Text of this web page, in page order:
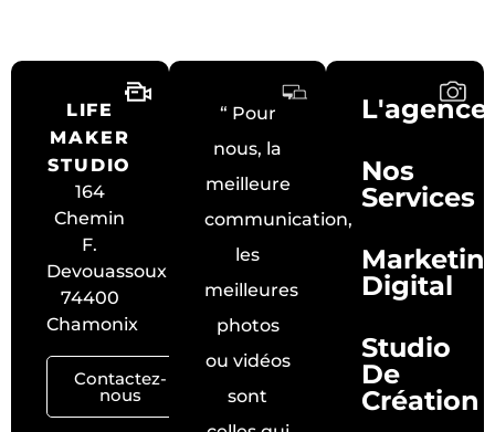
L'agence
Nos
Services
Digital
Studio
De
Création
LIFE
MAKER
STUDIO
164
Chemin
F.
Devouassoux
74400
Chamonix
Contactez-
nous
“ Pour
nous, la
meilleure
communication,
les
meilleures
photos
ou vidéos
sont